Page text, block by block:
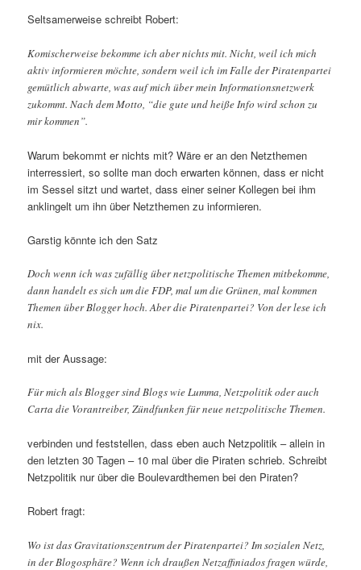
Seltsamerweise schreibt Robert:
Komischerweise bekomme ich aber nichts mit. Nicht, weil ich mich
aktiv informieren möchte, sondern weil ich im Falle der Piratenpartei
gemütlich abwarte, was auf mich über mein Informationsnetzwerk
zukommt. Nach dem Motto, “die gute und heiße Info wird schon zu
mir kommen”.
Warum bekommt er nichts mit? Wäre er an den Netzthemen
interressiert, so sollte man doch erwarten können, dass er nicht
im Sessel sitzt und wartet, dass einer seiner Kollegen bei ihm
anklingelt um ihn über Netzthemen zu informieren.
Garstig könnte ich den Satz
Doch wenn ich was zufällig über netzpolitische Themen mitbekomme,
dann handelt es sich um die FDP, mal um die Grünen, mal kommen
Themen über Blogger hoch. Aber die Piratenpartei? Von der lese ich
nix.
mit der Aussage:
Für mich als Blogger sind Blogs wie Lumma, Netzpolitik oder auch
Carta die Vorantreiber, Zündfunken für neue netzpolitische Themen.
verbinden und feststellen, dass eben auch Netzpolitik – allein in
den letzten 30 Tagen – 10 mal über die Piraten schrieb. Schreibt
Netzpolitik nur über die Boulevardthemen bei den Piraten?
Robert fragt:
Wo ist das Gravitationszentrum der Piratenpartei? Im sozialen Netz,
in der Blogosphäre? Wenn ich draußen Netzaffiniados fragen würde,